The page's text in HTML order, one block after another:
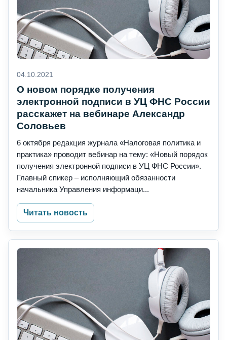
04.10.2021
О новом порядке получения
электронной подписи в УЦ ФНС России
расскажет на вебинаре Александр
Соловьев
6 октября редакция журнала «Налоговая политика и
практика» проводит вебинар на тему: «Новый порядок
получения электронной подписи в УЦ ФНС России».
Главный спикер – исполняющий обязанности
начальника Управления информаци...
Читать новость